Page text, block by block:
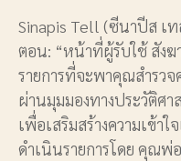
Sinapis Tell (ซีนาปีส เ
ตอน: “หน้าที่ผู้รับใช้ สังฆ
รายการที่จะพาคุณสำรวจ
ผ่านมุมมองทางประวัติศ
เพื่อเสริมสร้างความเข้า
ดำเนินรายการโดย คุณพ่